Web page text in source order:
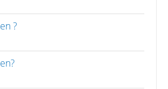
?